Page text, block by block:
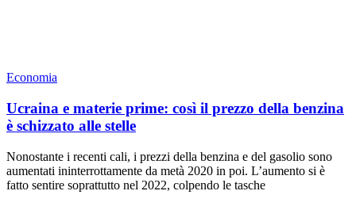
Economia
Ucraina e materie prime: così il prezzo della benzina
è schizzato alle stelle
Nonostante i recenti cali, i prezzi della benzina e del gasolio sono
aumentati ininterrottamente da metà 2020 in poi. L’aumento si è
fatto sentire soprattutto nel 2022, colpendo le tasche